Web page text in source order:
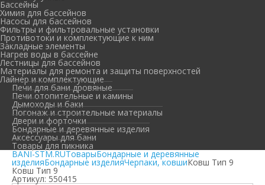
Бассейны
Химия для бассейнов
Насосы для бассейнов
Фильтры и фильтровальные установки
Противотоки и комплектующие к ним
Закладные элементы
Нагрев воды в бассейне
Лестницы для бассейнов
Материалы для ремонта и защиты поверхностей
Лайнер и комплектующие
Печи для бани дровяные
Печи отопительные и камины
Дымоходы и баки
Погонаж и строительные материалы
Двери и форточки
Бондарные и деревянные изделия
Аксессуары для бани
Товары для пикника
BANI-STM.RUТоварыБондарные и деревянные
изделияБондарные изделияЧерпаки, ковшиКовш Тип 9
Ковш Тип 9
Артикул: 550415